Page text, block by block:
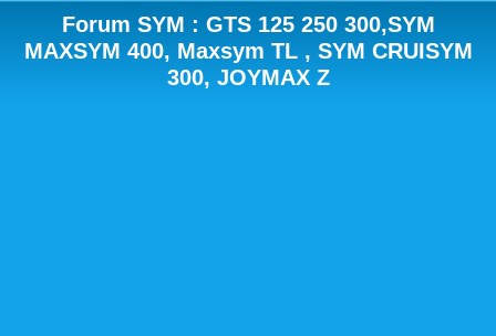
Forum SYM : GTS 125 250 300,SYM
MAXSYM 400, Maxsym TL , SYM CRUISYM
300, JOYMAX Z